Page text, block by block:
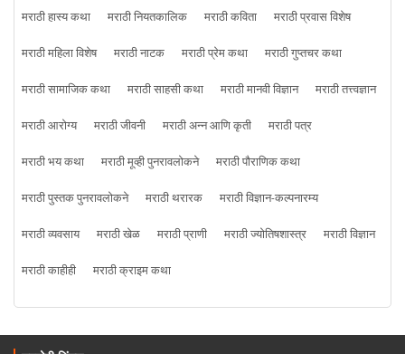
मराठी हास्य कथा
मराठी नियतकालिक मराठी कविता
मराठी प्रवास विशेष
मराठी महिला विशेष
मराठी नाटक मराठी प्रेम कथा
मराठी गुप्तचर कथा
मराठी सामाजिक कथा
मराठी साहसी कथा मराठी मानवी विज्ञान
मराठी तत्त्वज्ञान
मराठी आरोग्य
मराठी जीवनी मराठी अन्न आणि कृती
मराठी पत्र
मराठी भय कथा
मराठी मूव्ही पुनरावलोकने
मराठी पौराणिक कथा
मराठी पुस्तक पुनरावलोकने
मराठी थरारक
मराठी विज्ञान-कल्पनारम्य
मराठी व्यवसाय
मराठी खेळ मराठी प्राणी मराठी ज्योतिषशास्त्र
मराठी विज्ञान
मराठी काहीही
मराठी क्राइम कथा